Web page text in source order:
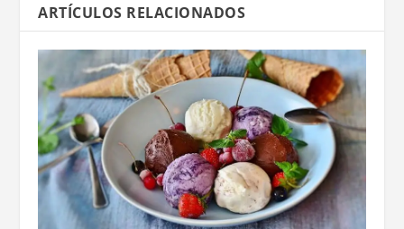
ARTÍCULOS RELACIONADOS